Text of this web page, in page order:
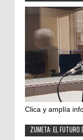
Clica y amplía
ZUMETA: EL FUTURO